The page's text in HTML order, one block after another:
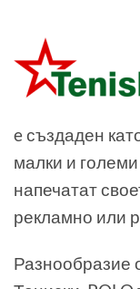
e създаден
малки и
напечатат
рекламно или
Разнообразие